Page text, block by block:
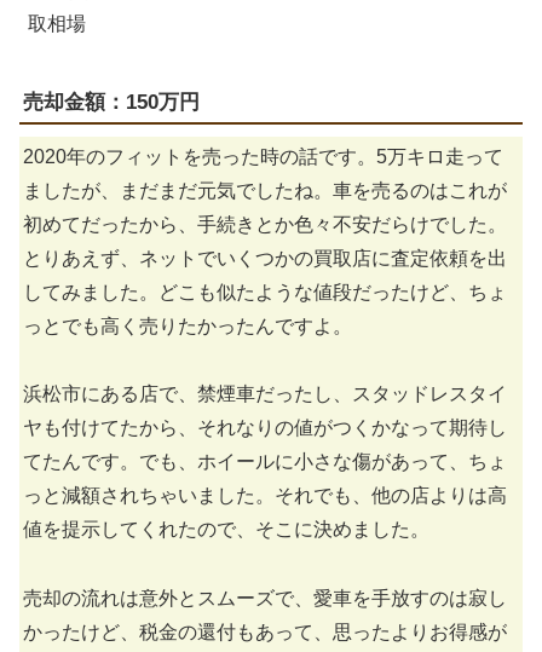
売却金額：150万円
2020年のフィットを売った時の話です。5万キロ走って
ましたが、まだまだ元気でしたね。車を売るのはこれが
初めてだったから、手続きとか色々不安だらけでした。
とりあえず、ネットでいくつかの買取店に査定依頼を出
してみました。どこも似たような値段だったけど、ちょ
っとでも高く売りたかったんですよ。
浜松市にある店で、禁煙車だったし、スタッドレスタイ
ヤも付けてたから、それなりの値がつくかなって期待し
てたんです。でも、ホイールに小さな傷があって、ちょ
っと減額されちゃいました。それでも、他の店よりは高
値を提示してくれたので、そこに決めました。
売却の流れは意外とスムーズで、愛車を手放すのは寂し
かったけど、税金の還付もあって、思ったよりお得感が